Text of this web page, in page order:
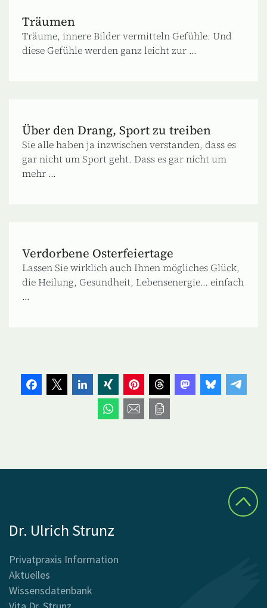
Träumen
Träume, innere Bilder vermitteln Gefühle. Und
diese Gefühle werden ganz leicht zur ...
Über den Drang, Sport zu treiben
Sie alle haben ja inzwischen verstanden, dass es
gar nicht um Sport geht. Dass es gar nicht um
mehr ...
Verdorbene Osterfeiertage
Lassen Sie wirklich auch Ihnen mögliches Glück,
die Heilung, Gesundheit, Lebensenergie… einfach
...
Dr. Ulrich Strunz
Privatpraxis Information
Aktuelles
Wissensdatenbank